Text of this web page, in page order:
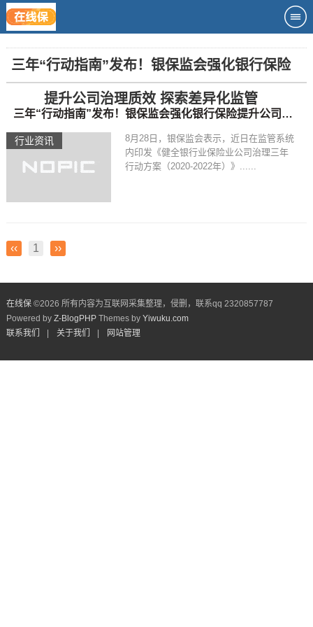
三年“行动指南”发布！银保监会强化银行保险
提升公司治理质效 探索差异化监管
行业资讯
三年“行动指南”发布！银保监会强化银行保险提升公司治理质效 探索差异化监管
8月28日，银保监会表示，近日在监管系统
内印发《健全银行业保险业公司治理三年
行动方案（2020-2022年）》......
‹‹ 1 ››
在线保©2026 所有内容为互联网采集整理，侵删，联系qq 2320857787
Powered by Z-BlogPHPThemes by Yiwuku.com
联系我们
关于我们 网站管理